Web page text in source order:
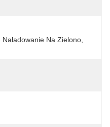
Na Zielono,